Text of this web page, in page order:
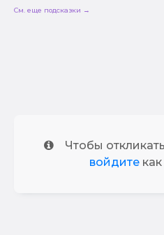
См. еще подсказки →
Чтобы
войдитекак